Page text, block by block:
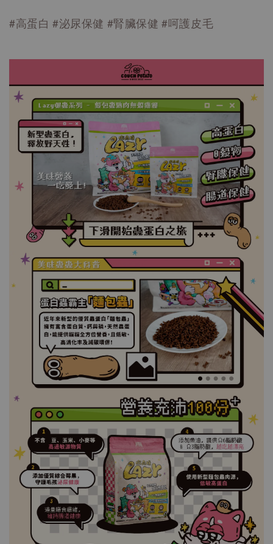
#高蛋白 #泌尿保健 #腎臟保健 #呵護皮毛